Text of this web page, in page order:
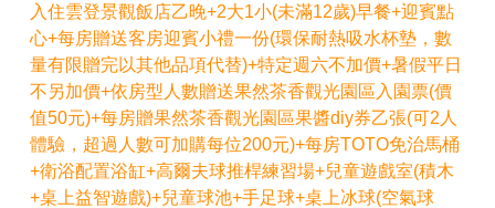
入住雲登景觀飯店乙晚+2大1小(未滿12歲)早餐+迎賓點
心+每房贈送客房迎賓小禮一份(環保耐熱吸水杯墊，數
量有限贈完以其他品項代替)+特定週六不加價+暑假平日
不另加價+依房型人數贈送果然茶香觀光園區入園票(價
值50元)+每房贈果然茶香觀光園區果醬diy券乙張(可2人
體驗，超過人數可加購每位200元)+每房TOTO免治馬桶
+衛浴配置浴缸+高爾夫球推桿練習場+兒童遊戲室(積木
+桌上益智遊戲)+兒童球池+手足球+桌上冰球(空氣球